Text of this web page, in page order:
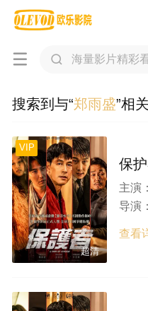
 
搜索到与“郑雨盛”相
VIP
超清
保
主演：
导演：
查看